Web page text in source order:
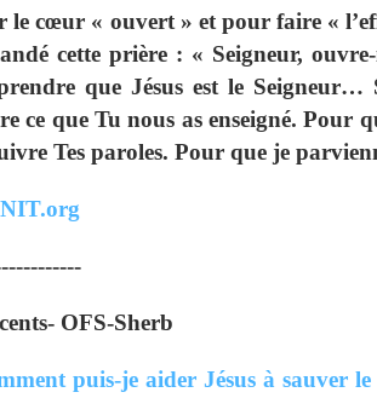
le cœur « ouvert » et pour faire «
cette prière : « Seigneur,
que Jésus est le
ce que Tu nous as enseigné. Pour
Tes paroles. Pour que je
OFS-Sherb
puis-je aider Jésus à sauver